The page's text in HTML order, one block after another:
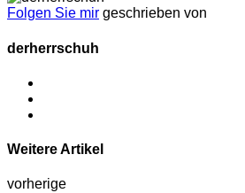
Folgen Sie mir geschrieben von
derherrschuh
Weitere Artikel
vorherige